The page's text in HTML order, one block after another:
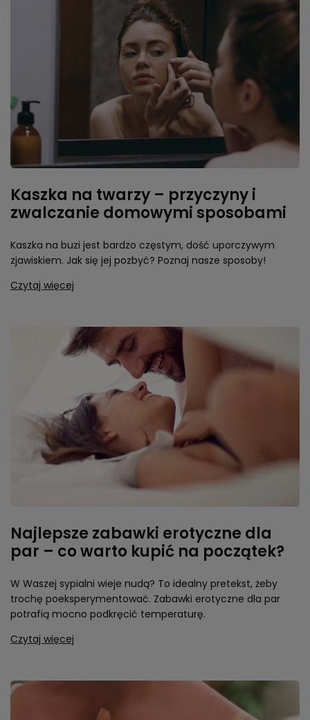
Kaszka na twarzy – przyczyny i
zwalczanie domowymi sposobami
Kaszka na buzi jest bardzo częstym, dość uporczywym
zjawiskiem. Jak się jej pozbyć? Poznaj nasze sposoby!
Czytaj więcej
Najlepsze zabawki erotyczne dla
par – co warto kupić na początek?
W Waszej sypialni wieje nudą? To idealny pretekst, żeby
trochę poeksperymentować. Zabawki erotyczne dla par
potrafią mocno podkręcić temperaturę.
Czytaj więcej